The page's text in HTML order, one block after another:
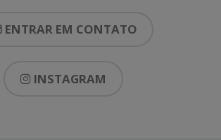
ENTRAR EM CONTATO
INSTAGRAM